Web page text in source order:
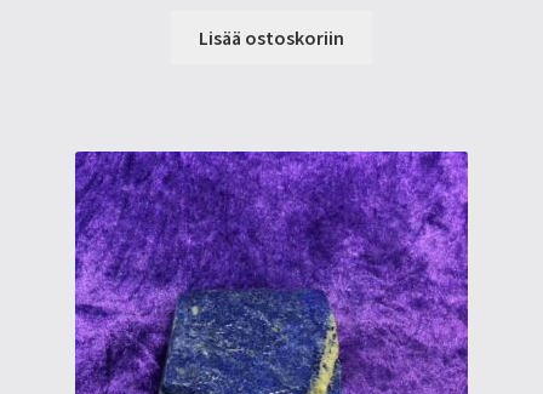
Lisää ostoskoriin